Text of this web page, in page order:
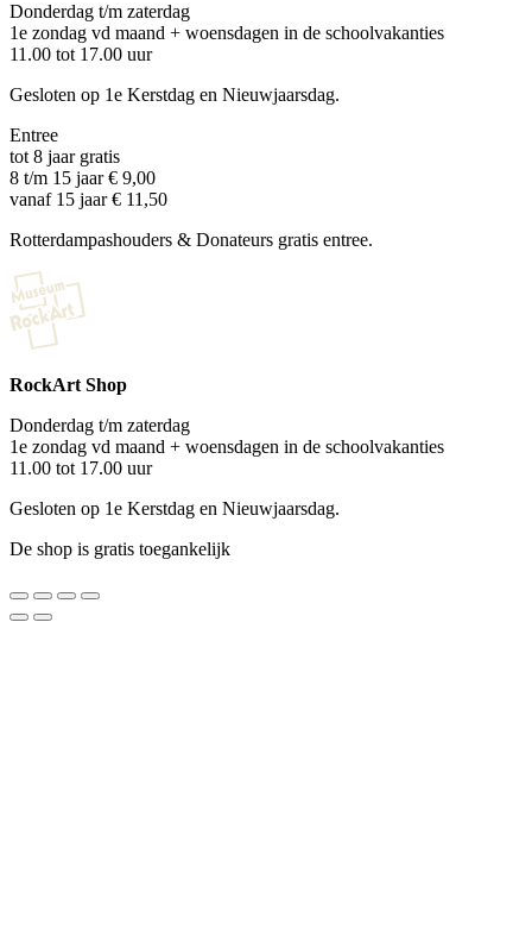
Donderdag t/m zaterdag
1e zondag vd maand + woensdagen in de schoolvakanties
11.00 tot 17.00 uur
Gesloten op 1e Kerstdag en Nieuwjaarsdag.
Entree
tot 8 jaar gratis
8 t/m 15 jaar € 9,00
vanaf 15 jaar € 11,50
Rotterdampashouders & Donateurs gratis entree.
RockArt Shop
Donderdag t/m zaterdag
1e zondag vd maand + woensdagen in de schoolvakanties
11.00 tot 17.00 uur
Gesloten op 1e Kerstdag en Nieuwjaarsdag.
De shop is gratis toegankelijk